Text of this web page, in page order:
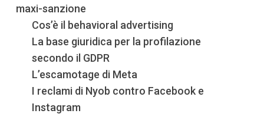
maxi-sanzione
Cos’è il behavioral advertising
La base giuridica per la profilazione
secondo il GDPR
L’escamotage di Meta
I reclami di Nyob contro Facebook e
Instagram